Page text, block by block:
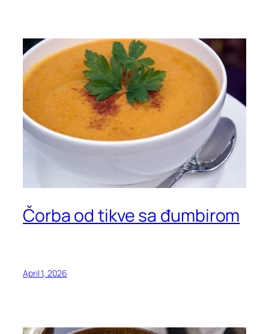
Čorba od tikve sa đumbirom
April 1, 2026